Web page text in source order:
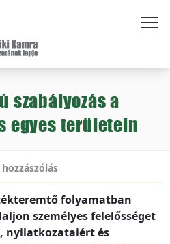
szabályozás a
egyes területein
hozzászólás
folyamatban
személyes felelősséget
nyilatkozataiért és